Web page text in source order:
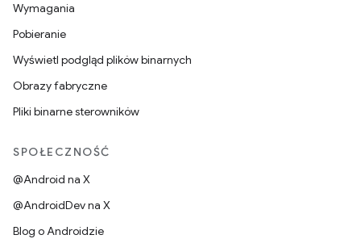
Wymagania
Pobieranie
Wyświetl podgląd plików binarnych
Obrazy fabryczne
Pliki binarne sterowników
SPOŁECZNOŚĆ
@Android na X
@AndroidDev na X
Blog o Androidzie